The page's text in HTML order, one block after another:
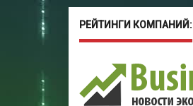
РЕЙТИНГИ КОМПАНИЙ: